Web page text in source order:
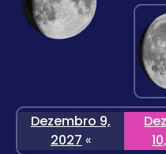
Dezembro 9,
2027 «